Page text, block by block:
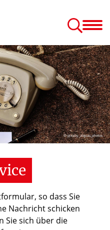
© pixaby_alexas_photos
so dass Sie
Nachricht schicken
Sie sich über die